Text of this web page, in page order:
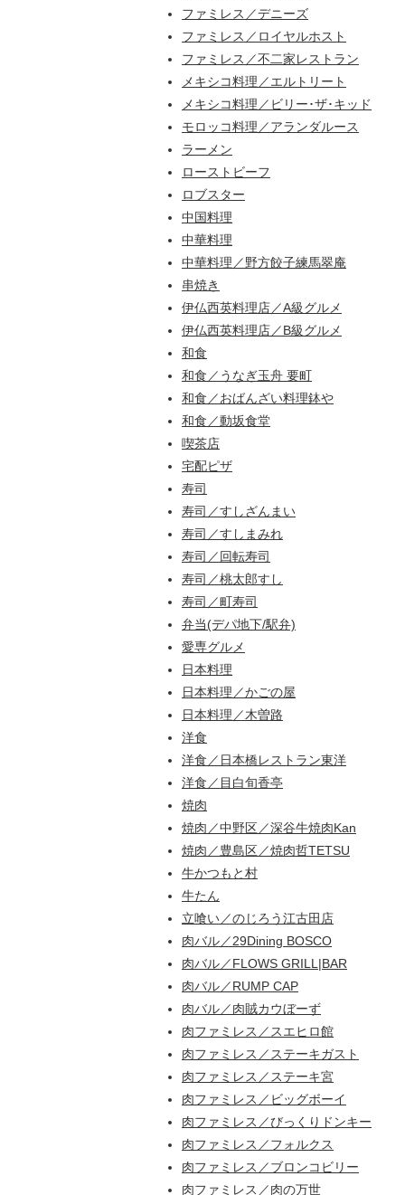
ファミレス／デニーズ
ファミレス／ロイヤルホスト
ファミレス／不二家レストラン
メキシコ料理／エルトリート
メキシコ料理／ビリー･ザ･キッド
モロッコ料理／アランダルース
ラーメン
ローストビーフ
ロブスター
中国料理
中華料理
中華料理／野方餃子練馬翠庵
串焼き
伊仏西英料理店／A級グルメ
伊仏西英料理店／B級グルメ
和食
和食／うなぎ玉舟 要町
和食／おばんざい料理鉢や
和食／動坂食堂
喫茶店
宅配ピザ
寿司
寿司／すしざんまい
寿司／すしまみれ
寿司／回転寿司
寿司／桃太郎すし
寿司／町寿司
弁当(デパ地下/駅弁)
愛専グルメ
日本料理
日本料理／かごの屋
日本料理／木曽路
洋食
洋食／日本橋レストラン東洋
洋食／目白旬香亭
焼肉
焼肉／中野区／深谷牛焼肉Kan
焼肉／豊島区／焼肉哲TETSU
牛かつもと村
牛たん
立喰い／のじろう江古田店
肉バル／29Dining BOSCO
肉バル／FLOWS GRILL|BAR
肉バル／RUMP CAP
肉バル／肉賊カウぼーず
肉ファミレス／スエヒロ館
肉ファミレス／ステーキガスト
肉ファミレス／ステーキ宮
肉ファミレス／ビッグボーイ
肉ファミレス／びっくりドンキー
肉ファミレス／フォルクス
肉ファミレス／ブロンコビリー
肉ファミレス／肉の万世